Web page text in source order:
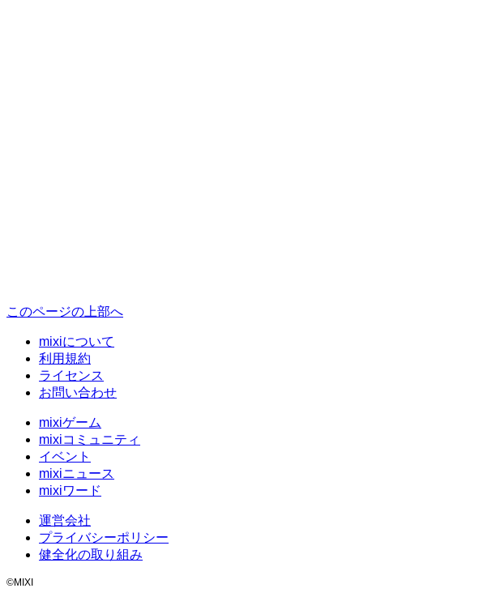
このページの上部へ
mixiについて
利用規約
ライセンス
お問い合わせ
mixiゲーム
mixiコミュニティ
イベント
mixiニュース
mixiワード
運営会社
プライバシーポリシー
健全化の取り組み
©MIXI